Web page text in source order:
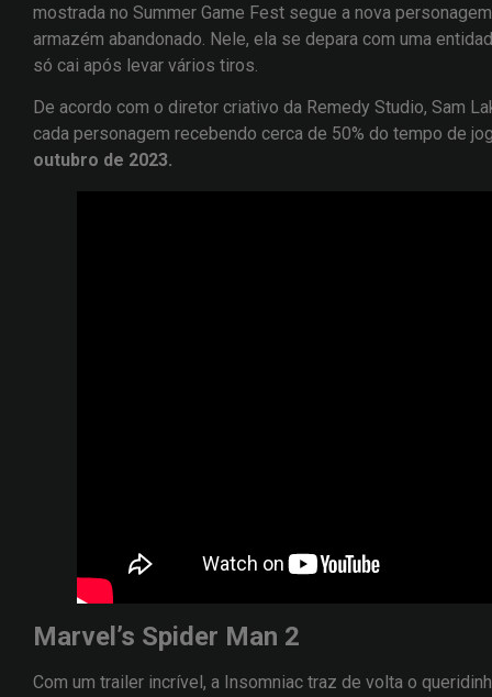
mostrada no Summer Game Fest segue a nova
armazém abandonado. Nele, ela se depara com uma
só cai após levar vários tiros.
De acordo com o diretor criativo da Remedy Studio, Sam
cada personagem recebendo cerca de 50% do tempo de
outubro de 2023.
Marvel’s Spider Man 2
Com um trailer incrível, a Insomniac traz de volta o